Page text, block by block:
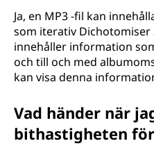
Ja, en MP3 -fil kan
som iterativ Dichotomiser
innehåller information
och till och med
kan visa denna
Vad händer när
bithastigheten